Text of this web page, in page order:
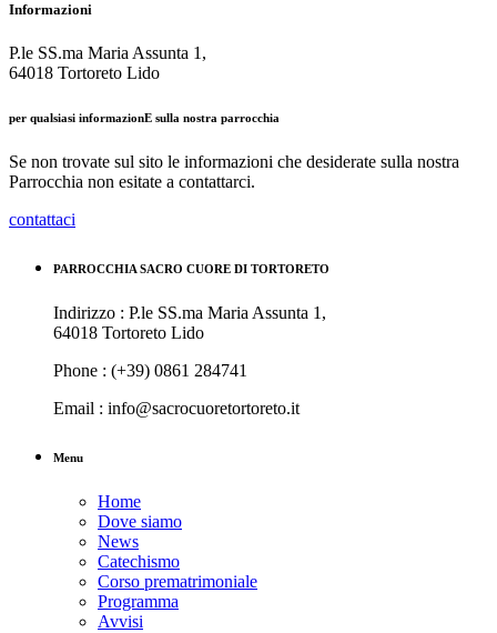
Informazioni
P.le SS.ma Maria Assunta 1,
64018 Tortoreto Lido
per qualsiasi informazionE sulla nostra parrocchia
Se non trovate sul sito le informazioni che desiderate sulla nostra
Parrocchia non esitate a contattarci.
contattaci
PARROCCHIA SACRO CUORE DI TORTORETO
Indirizzo : P.le SS.ma Maria Assunta 1,
64018 Tortoreto Lido
Phone : (+39) 0861 284741
Email : info@sacrocuoretortoreto.it
Menu
Home
Dove siamo
News
Catechismo
Corso prematrimoniale
Programma
Avvisi